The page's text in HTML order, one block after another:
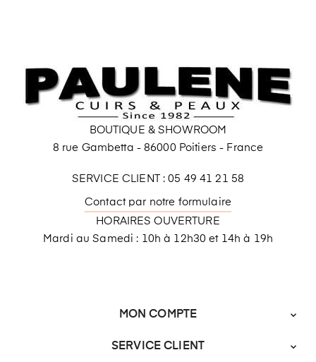
BOUTIQUE & SHOWROOM
8 rue Gambetta - 86000 Poitiers - France
SERVICE CLIENT : 05 49 41 21 58
Contact par notre formulaire
HORAIRES OUVERTURE
Mardi au Samedi : 10h à 12h30 et 14h à 19h
MON COMPTE 
SERVICE CLIENT 